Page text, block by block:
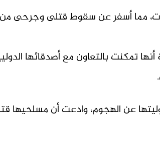
مما أسفر عن سقوط قتلى وجرحى من